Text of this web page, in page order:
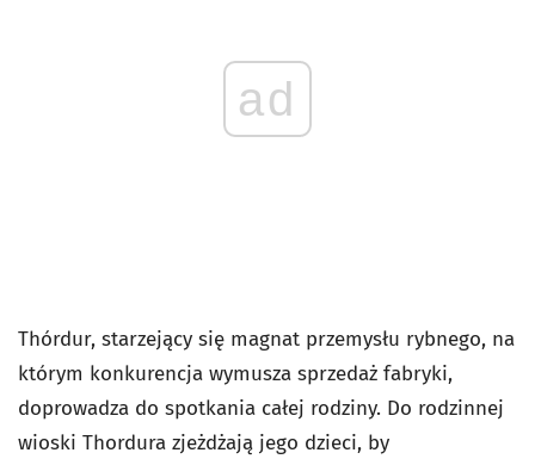
ad
Thórdur, starzejący się magnat przemysłu rybnego, na
którym konkurencja wymusza sprzedaż fabryki,
doprowadza do spotkania całej rodziny. Do rodzinnej
wioski Thordura zjeżdżają jego dzieci, by